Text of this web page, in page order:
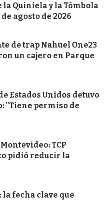
la Quiniela y la Tómbola
agosto de 2026
de trap Nahuel One23
un cajero en Parque
Estados Unidos detuvo
"Tiene permiso de
TCP
pidió reducir la
la fecha clave que